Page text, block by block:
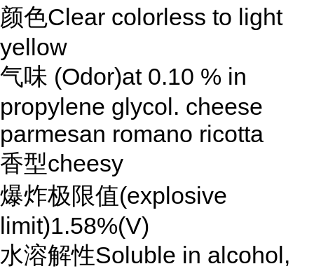
颜色Clear colorless to light
yellow
气味 (Odor)at 0.10 % in
propylene glycol. cheese
parmesan romano ricotta
香型cheesy
爆炸极限值(explosive
limit)1.58%(V)
水溶解性Soluble in alcohol,